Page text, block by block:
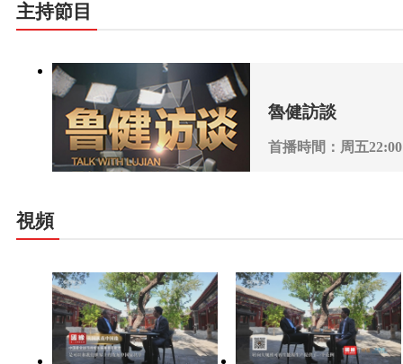
主持節目
魯健訪談
首播時間：周五22:00
視頻